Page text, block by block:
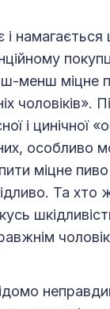
намагається
менш міцне
чоловіків».
і цинічної
особливо
міцне
Та хто